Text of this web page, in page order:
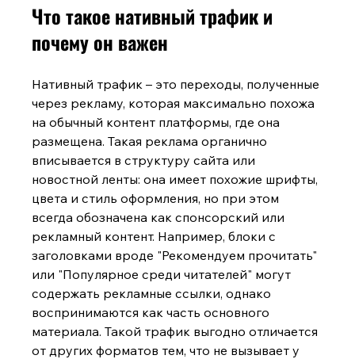
Что такое нативный трафик и
почему он важен
Нативный трафик – это переходы, полученные
через рекламу, которая максимально похожа
на обычный контент платформы, где она
размещена. Такая реклама органично
вписывается в структуру сайта или
новостной ленты: она имеет похожие шрифты,
цвета и стиль оформления, но при этом
всегда обозначена как спонсорский или
рекламный контент. Например, блоки с
заголовками вроде "Рекомендуем прочитать"
или "Популярное среди читателей" могут
содержать рекламные ссылки, однако
воспринимаются как часть основного
материала. Такой трафик выгодно отличается
от других форматов тем, что не вызывает у